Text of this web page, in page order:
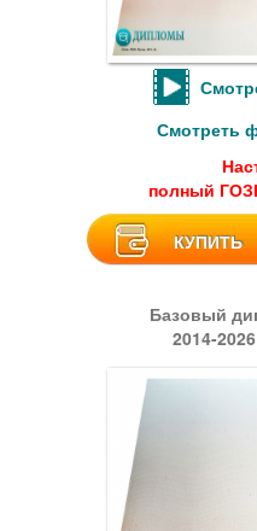
Смотреть
полный
КУПИТЬ
Базовый
2014-